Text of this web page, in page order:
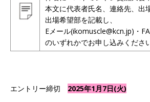
本文に代表者氏名、連絡先、出
出場希望部を記載し、
Eメール(ikomuscle@kcn.jp)・
のいずれかでお申し込みください
エントリー締切 2025年1月7日(火)